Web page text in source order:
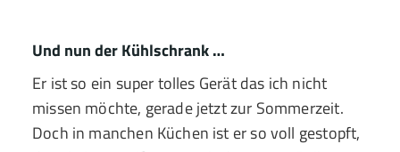
Und nun der Kühlschrank …
Er ist so ein super tolles Gerät das ich nicht
missen möchte, gerade jetzt zur Sommerzeit.
Doch in manchen Küchen ist er so voll gestopft,